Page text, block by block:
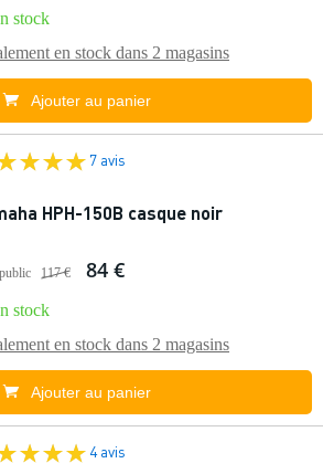
stock
en stock dans 2 magasins
Ajouter au panier
7 avis
HPH-150B casque noir
117 € 84 €
stock
en stock dans 2 magasins
Ajouter au panier
4 avis